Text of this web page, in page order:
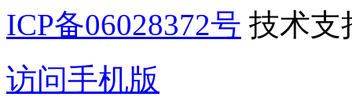
ICP备06028372号 技术支
访问手机版